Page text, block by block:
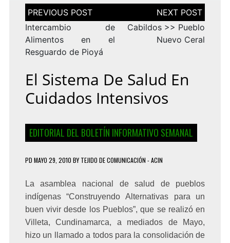
Navegación
de
entradas
Intercambio de
Alimentos en el
Resguardo de Pioyá
Cabildos >> Pueblo
Nuevo Ceral
El Sistema De Salud En
Cuidados Intensivos
EDITORIAL DEL BOLETÍN INFORMATIVO SEMANAL
PD MAYO 29, 2010 BY TEJIDO DE COMUNICACIÓN - ACIN
La asamblea nacional de salud de pueblos
indígenas “Construyendo Alternativas
para un
buen vivir desde los Pueblos”, que se realizó en
Villeta, Cundinamarca, a mediados de Mayo,
hizo un llamado a todos para la consolidación de